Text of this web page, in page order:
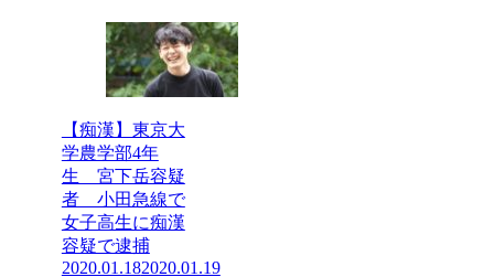
【痴漢】東京大
学農学部4年
生 宮下岳容疑
者 小田急線で
女子高生に痴漢
容疑で逮捕
2020.01.182020.01.19